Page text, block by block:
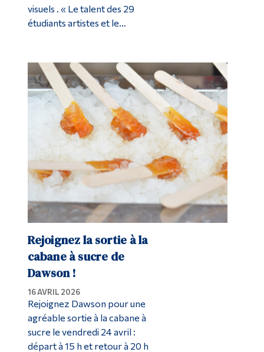
visuels . « Le talent des 29
étudiants artistes et le…
Rejoignez la sortie à la
cabane à sucre de
Dawson !
16 AVRIL 2026
Rejoignez Dawson pour une
agréable sortie à la cabane à
sucre le vendredi 24 avril :
départ à 15 h et retour à 20 h